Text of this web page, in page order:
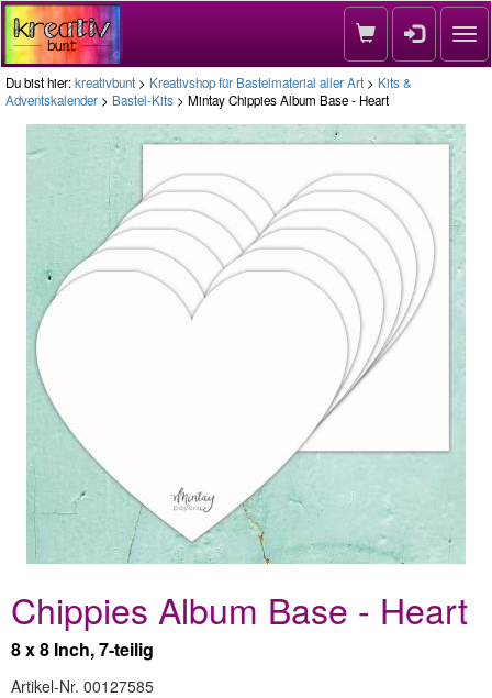
Du bist hier:kreativbunt > Kreativshop für Bastelmaterial aller Art > Kits &
Adventskalender > Bastel-Kits > Mintay Chippies Album Base - Heart
Chippies Album Base - Heart
8 x 8 Inch, 7-teilig
Artikel-Nr. 00127585